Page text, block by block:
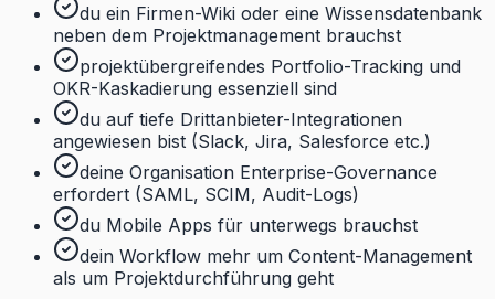
du ein Firmen-Wiki oder eine Wissensdatenbank
neben dem Projektmanagement brauchst
projektübergreifendes Portfolio-Tracking und
OKR-Kaskadierung essenziell sind
du auf tiefe Drittanbieter-Integrationen
angewiesen bist (Slack, Jira, Salesforce etc.)
deine Organisation Enterprise-Governance
erfordert (SAML, SCIM, Audit-Logs)
du Mobile Apps für unterwegs brauchst
dein Workflow mehr um Content-Management
als um Projektdurchführung geht